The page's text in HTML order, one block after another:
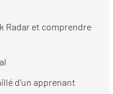
Radar et comprendre
d'un apprenant